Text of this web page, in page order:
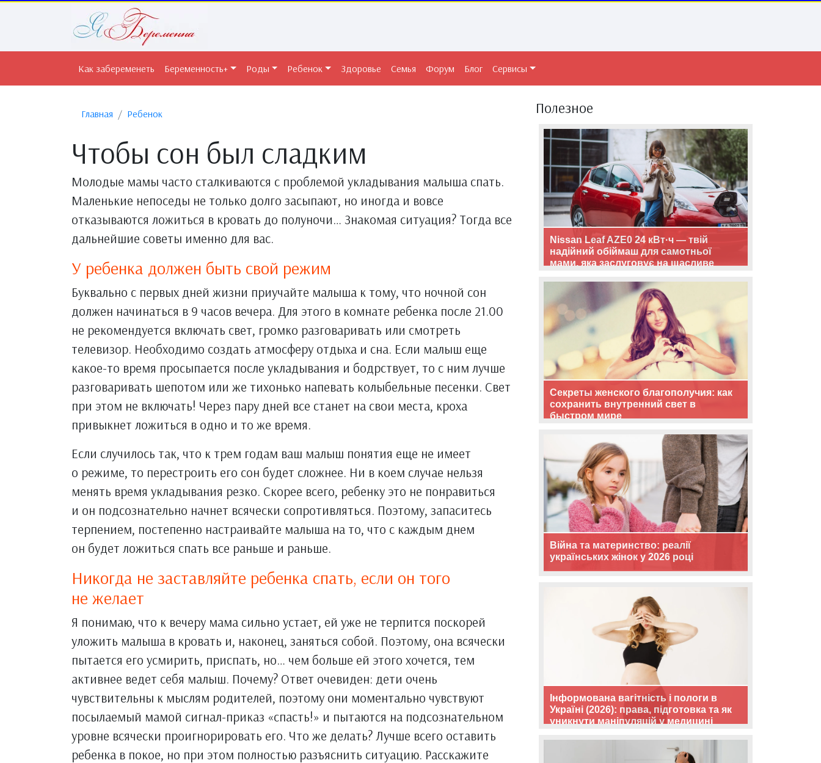
Как забеременеть Беременность+ Роды Ребенок Здоровье Семья Форум Блог Сервисы
Главная Ребенок
Чтобы сон был сладким
Молодые мамы часто сталкиваются с проблемой укладывания малыша спать.
Маленькие непоседы не только долго засыпают, но иногда и вовсе
отказываются ложиться в кровать до полуночи… Знакомая ситуация? Тогда все
дальнейшие советы именно для вас.
У ребенка должен быть свой режим
Буквально с первых дней жизни приучайте малыша к тому, что ночной сон
должен начинаться в 9 часов вечера. Для этого в комнате ребенка после 21.00
не рекомендуется включать свет, громко разговаривать или смотреть
телевизор. Необходимо создать атмосферу отдыха и сна. Если малыш еще
какое-то время просыпается после укладывания и бодрствует, то с ним лучше
разговаривать шепотом или же тихонько напевать колыбельные песенки. Свет
при этом не включать! Через пару дней все станет на свои места, кроха
привыкнет ложиться в одно и то же время.
Если случилось так, что к трем годам ваш малыш понятия еще не имеет
о режиме, то перестроить его сон будет сложнее. Ни в коем случае нельзя
менять время укладывания резко. Скорее всего, ребенку это не понравиться
и он подсознательно начнет всячески сопротивляться. Поэтому, запаситесь
терпением, постепенно настраивайте малыша на то, что с каждым днем
он будет ложиться спать все раньше и раньше.
Никогда не заставляйте ребенка спать, если он того
не желает
Я понимаю, что к вечеру мама сильно устает, ей уже не терпится поскорей
уложить малыша в кровать и, наконец, заняться собой. Поэтому, она всячески
пытается его усмирить, приспать, но… чем больше ей этого хочется, тем
активнее ведет себя малыш. Почему? Ответ очевиден: дети очень
чувствительны к мыслям родителей, поэтому они моментально чувствуют
посылаемый мамой сигнал-приказ «спасть!» и пытаются на подсознательном
уровне всячески проигнорировать его. Что же делать? Лучше всего оставить
ребенка в покое, но при этом полностью разъяснить ситуацию. Расскажите
Полезное
Nissan Leaf AZE0 24 кВт·ч — твій
надійний обіймаш для самотньої
мами, яка заслуговує на щасливе
Секреты женского благополучия: как
сохранить внутренний свет в
быстром мире
Війна та материнство: реалії
українських жінок у 2026 році
Інформована вагітність і пологи в
Україні (2026): права, підготовка та як
уникнути маніпуляцій у медицині